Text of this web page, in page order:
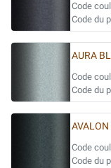
Code
Code du
AURA
Code
Code du
Code
Code du